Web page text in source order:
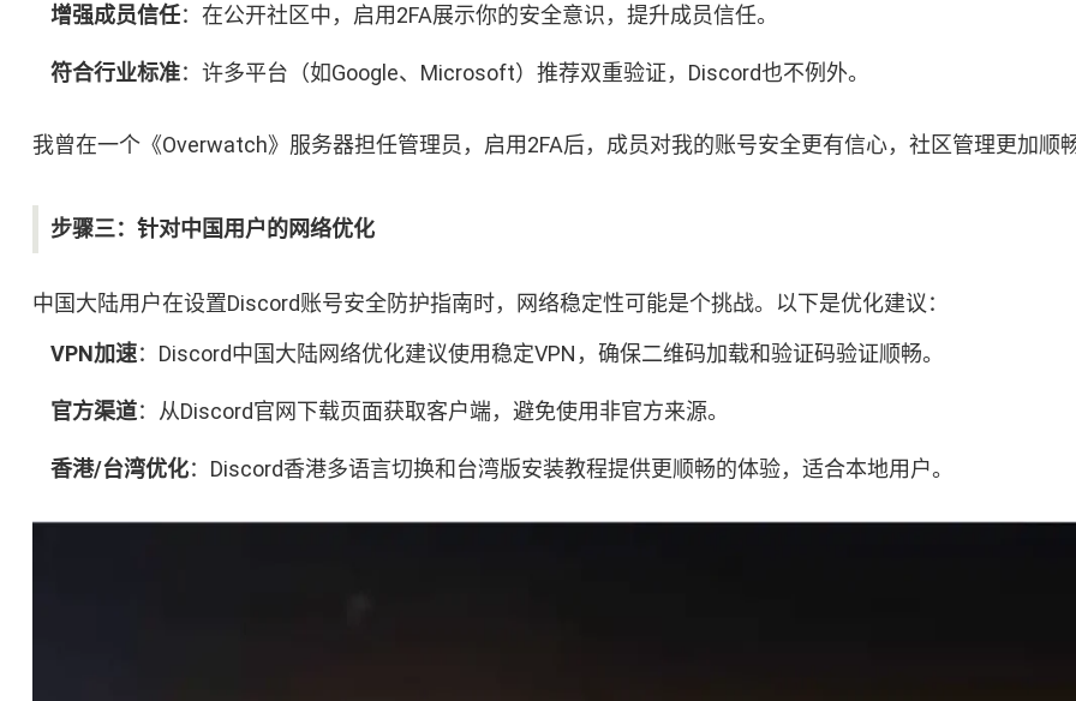
增强成员信任：在公开社区中，启用2FA展示你的安全意识，提升成员信任。
符合行业标准：许多平台（如Google、Microsoft）推荐双重验证，Discord也不例外。
我曾在一个《Overwatch》服务器担任管理员，启用2FA后，成员对我的账号安全更有信心，社区管理更加顺
步骤三：针对中国用户的网络优化
中国大陆用户在设置Discord账号安全防护指南时，网络稳定性可能是个挑战。以下是优化建议：
VPN加速：Discord中国大陆网络优化建议使用稳定VPN，确保二维码加载和验证码验证顺畅。
官方渠道：从Discord官网下载页面获取客户端，避免使用非官方来源。
香港/台湾优化：Discord香港多语言切换和台湾版安装教程提供更顺畅的体验，适合本地用户。